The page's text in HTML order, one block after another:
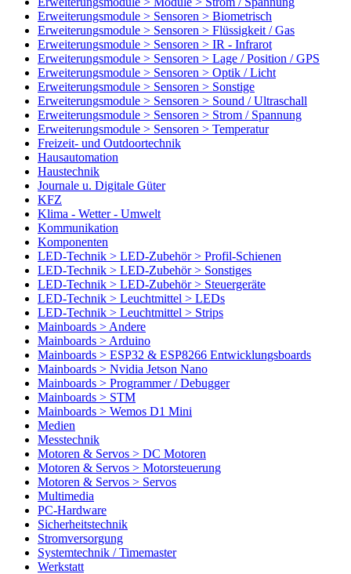
Erweiterungsmodule > Sensoren > Biometrisch
Erweiterungsmodule > Sensoren > Flüssigkeit / Gas
Erweiterungsmodule > Sensoren > IR - Infrarot
Erweiterungsmodule > Sensoren > Lage / Position / GPS
Erweiterungsmodule > Sensoren > Optik / Licht
Erweiterungsmodule > Sensoren > Sonstige
Erweiterungsmodule > Sensoren > Sound / Ultraschall
Erweiterungsmodule > Sensoren > Strom / Spannung
Erweiterungsmodule > Sensoren > Temperatur
Freizeit- und Outdoortechnik
Hausautomation
Haustechnik
Journale u. Digitale Güter
KFZ
Klima - Wetter - Umwelt
Kommunikation
Komponenten
LED-Technik > LED-Zubehör > Profil-Schienen
LED-Technik > LED-Zubehör > Sonstiges
LED-Technik > LED-Zubehör > Steuergeräte
LED-Technik > Leuchtmittel > LEDs
LED-Technik > Leuchtmittel > Strips
Mainboards > Andere
Mainboards > Arduino
Mainboards > ESP32 & ESP8266 Entwicklungsboards
Mainboards > Nvidia Jetson Nano
Mainboards > Programmer / Debugger
Mainboards > STM
Mainboards > Wemos D1 Mini
Medien
Messtechnik
Motoren & Servos > DC Motoren
Motoren & Servos > Motorsteuerung
Motoren & Servos > Servos
Multimedia
PC-Hardware
Sicherheitstechnik
Stromversorgung
Systemtechnik / Timemaster
Werkstatt